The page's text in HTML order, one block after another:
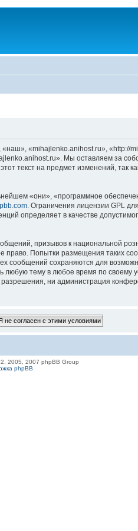
«mihajlenko.anihost.ru», «http://
Мы оставляем за
текст на предмет изменений, так
«они», «программное
. Ограничения лицензии GPL
определяет в качестве
призывов к национальной
Попытки размещения таких
сообщений сохраняются для
тему в любое время по своему
ни администрация
2005, 2007 phpBB Group
phpBB